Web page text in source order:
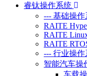
睿钛操作系统
--- 基础操作
RAITE
RAITE
RAITE
--- 行业操作
智能汽车操
车载